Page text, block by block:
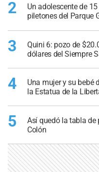
2
Un adolescente de
piletones del Parque
3
Quini 6: pozo de
dólares del Siempre
4
Una mujer y su bebé
la Estatua de la
5
Así quedó la tabla
Colón